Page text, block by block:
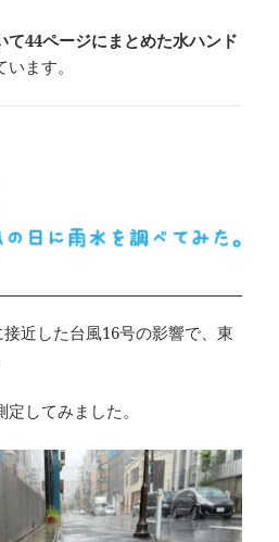
て44ページにまとめた水ハンド
います。
近した台風16号の影響で、東
してみました。